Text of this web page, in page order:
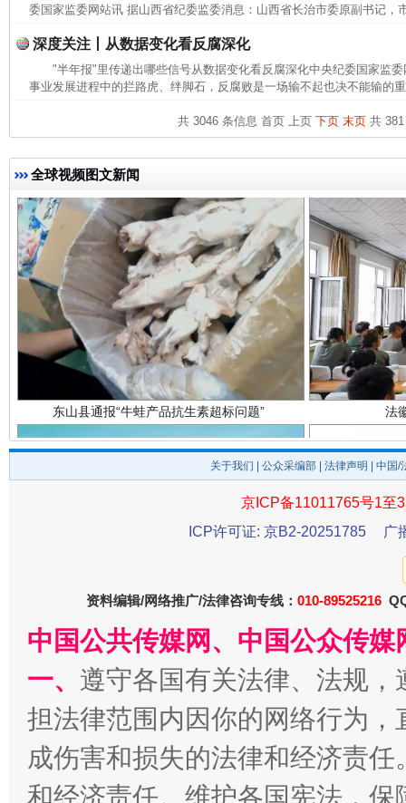
委国家监委网站讯 据山西省纪委监委消息：山西省长治市委原副书记，
深度关注丨从数据变化看反腐深化
"半年报"里传递出哪些信号从数据变化看反腐深化中央纪委国家
事业发展进程中的拦路虎、绊脚石，反腐败是一场输不起也决不能输的
共 3046 条信息 首页 上页 下页 末页共 381
全球视频图文新闻
完善运行机制助力责任有效落实 一纸欠
东山县通报“牛蛙产品抗生素超标问题” 法
关于我们 公众采编部 法律声明 | 中国
京ICP备11011765号1至
ICP许可证: 京B2-20251785
广
资料编辑/网络推广/法律咨询专线： 010-89525216
中国公共传媒网、中国公众传
一、 遵守各国有关法律、法规
担法律范围内因你的网络行为
成伤害和损失的法律和经济责
和经济责任。维护各国宪法，